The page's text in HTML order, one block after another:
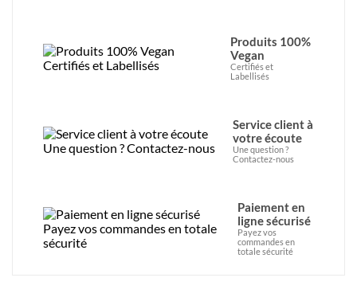
Produits 100%
Vegan
Certifiés et
Labellisés
Service client à
votre écoute
Une question ?
Contactez-nous
Paiement en
ligne sécurisé
Payez vos
commandes en
totale sécurité